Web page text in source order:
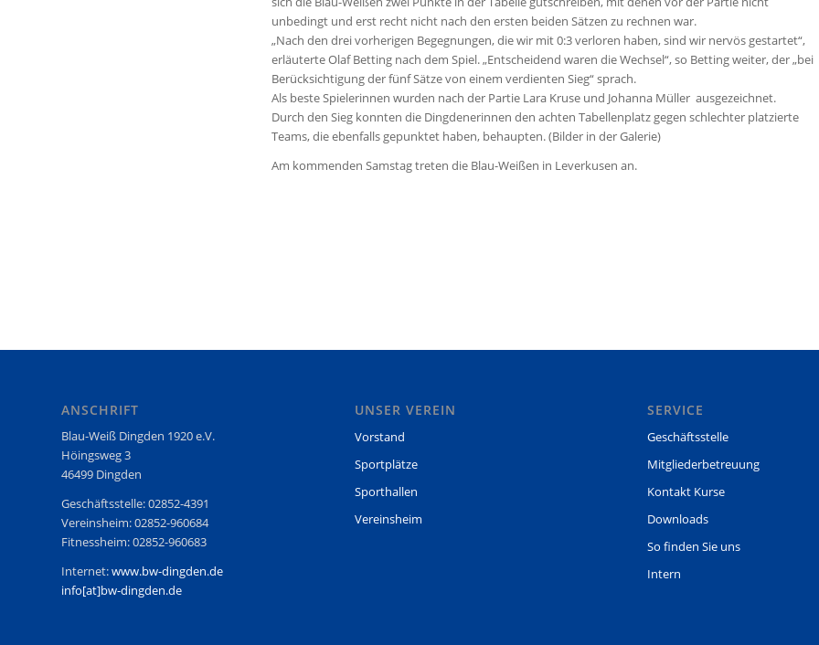
unbedingt und erst recht nicht nach den ersten beiden Sätzen zu rechnen war.
„Nach den drei vorherigen Begegnungen, die wir mit 0:3 verloren haben, sind wir nervös gestartet“,
erläuterte Olaf Betting nach dem Spiel. „Entscheidend waren die Wechsel“, so Betting weiter, der „bei
Berücksichtigung der fünf Sätze von einem verdienten Sieg“ sprach.
Als beste Spielerinnen wurden nach der Partie Lara Kruse und Johanna Müller ausgezeichnet.
Durch den Sieg konnten die Dingdenerinnen den achten Tabellenplatz gegen schlechter platzierte
Teams, die ebenfalls gepunktet haben, behaupten. (Bilder in der Galerie)
Am kommenden Samstag treten die Blau-Weißen in Leverkusen an.
ANSCHRIFT
Blau-Weiß Dingden 1920 e.V.
Höingsweg 3
46499 Dingden
Geschäftsstelle: 02852-4391
Vereinsheim: 02852-960684
Fitnessheim: 02852-960683
Internet:www.bw-dingden.de
info[at]bw-dingden.de
UNSER VEREIN
Vorstand
Sportplätze
Sporthallen
Vereinsheim
SERVICE
Geschäftsstelle
Mitgliederbetreuung
Kontakt Kurse
Downloads
So finden Sie uns
Intern